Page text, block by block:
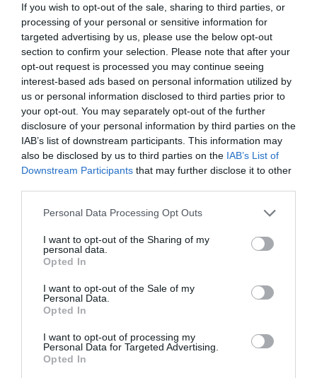
If you wish to opt-out of the sale, sharing to third parties, or
processing of your personal or sensitive information for
targeted advertising by us, please use the below opt-out
section to confirm your selection. Please note that after your
opt-out request is processed you may continue seeing
interest-based ads based on personal information utilized by
us or personal information disclosed to third parties prior to
your opt-out. You may separately opt-out of the further
disclosure of your personal information by third parties on the
IAB’s list of downstream participants. This information may
also be disclosed by us to third parties on the IAB’s List of
Downstream Participants that may further disclose it to other
Please note that this website/app uses one or more Google
not limited to your visit or usage behaviour. You may click to
grant or deny consent to Google and its third-party tags to
use your data for below specified purposes in below Google
consent section.
Personal Data Processing Opt Outs
I want to opt-out of the Sharing of my
personal data.
Opted In
I want to opt-out of the Sale of my
Personal Data.
Opted In
I want to opt-out of processing my
Personal Data for Targeted Advertising.
Opted In
05.08.2026
Παπουτσάνης: Αύξηση 5% του κύκλου
εργασιών το α’ εξάμηνο – Στο 55% οι
εξαγωγές